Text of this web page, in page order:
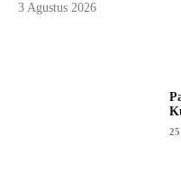
3 Agustus 2026